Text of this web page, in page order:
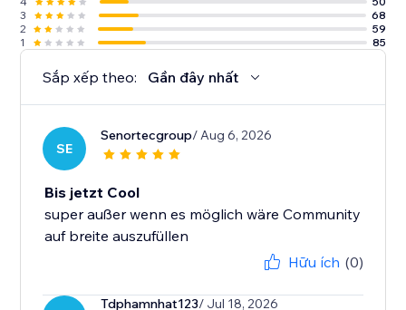
3
68
2
59
1
85
Sắp xếp theo: Gần đây nhất
SE
Senortecgroup/ Aug 6, 2026
Bis jetzt Cool
super außer wenn es möglich wäre Community
auf breite auszufüllen
Hữu ích (0)
Tdphamnhat123/ Jul 18, 2026